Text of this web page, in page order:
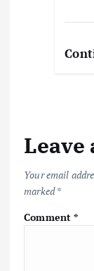
Leave
Your email
marked*
Comment*